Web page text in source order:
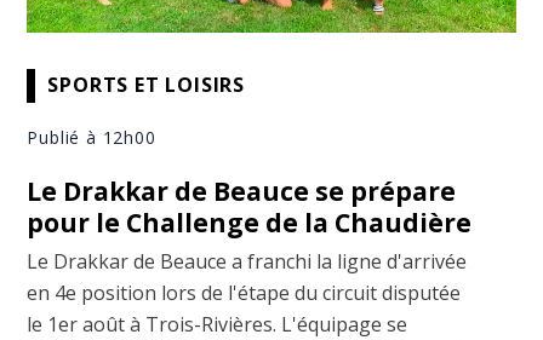
SPORTS ET LOISIRS
Publié à 12h00
Le Drakkar de Beauce se prépare
pour le Challenge de la Chaudière
Le Drakkar de Beauce a franchi la ligne d'arrivée
en 4e position lors de l'étape du circuit disputée
le 1er août à Trois-Rivières. L'équipage se